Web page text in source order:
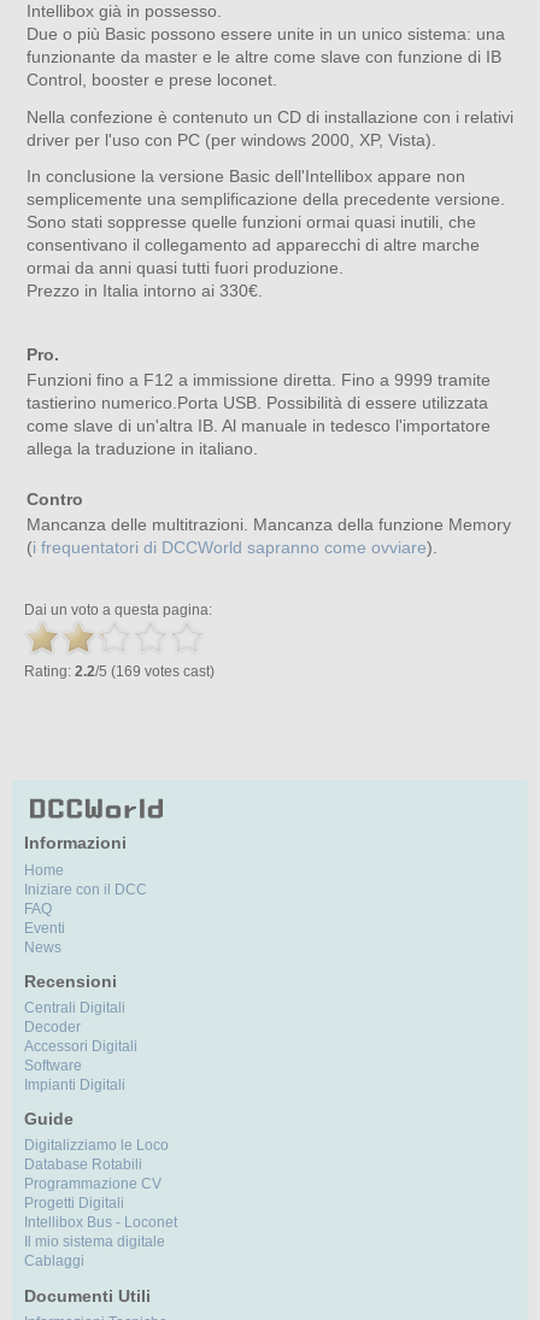
Intellibox già in possesso.
Due o più Basic possono essere unite in un unico sistema: una
funzionante da master e le altre come slave con funzione di IB
Control, booster e prese loconet.
Nella confezione è contenuto un CD di installazione con i relativi
driver per l'uso con PC (per windows 2000, XP, Vista).
In conclusione la versione Basic dell'Intellibox appare non
semplicemente una semplificazione della precedente versione.
Sono stati soppresse quelle funzioni ormai quasi inutili, che
consentivano il collegamento ad apparecchi di altre marche
ormai da anni quasi tutti fuori produzione.
Prezzo in Italia intorno ai 330€.
Pro.
Funzioni fino a F12 a immissione diretta. Fino a 9999 tramite
tastierino numerico.Porta USB. Possibilità di essere utilizzata
come slave di un'altra IB. Al manuale in tedesco l'importatore
allega la traduzione in italiano.
Contro
Mancanza delle multitrazioni. Mancanza della funzione Memory
(i frequentatori di DCCWorld sapranno come ovviare).
Dai un voto a questa pagina:
Rating: 2.2/5 (169 votes cast)
Informazioni
Home
Iniziare con il DCC
FAQ
Eventi
News
Recensioni
Centrali Digitali
Decoder
Accessori Digitali
Software
Impianti Digitali
Guide
Digitalizziamo le Loco
Database Rotabili
Programmazione CV
Progetti Digitali
Intellibox Bus - Loconet
Il mio sistema digitale
Cablaggi
Documenti Utili